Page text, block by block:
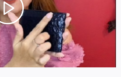
trực tiếp tới tay người sử
lượng sản phẩm và nâng cao